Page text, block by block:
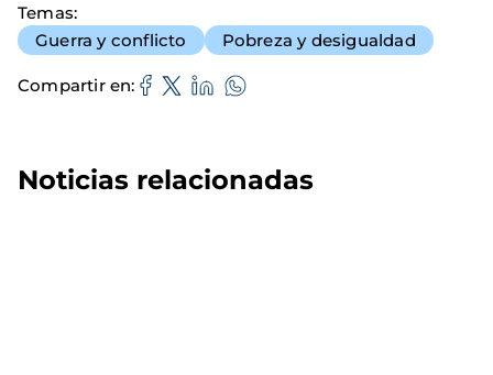
Temas
Guerra y conflicto
Pobreza y desigualdad
Compartir en
Noticias relacionadas